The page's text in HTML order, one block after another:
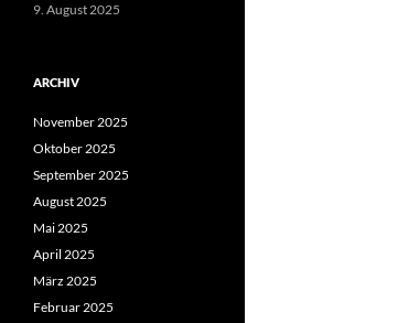
9. August 2025
ARCHIV
November 2025
Oktober 2025
September 2025
August 2025
Mai 2025
April 2025
März 2025
Februar 2025